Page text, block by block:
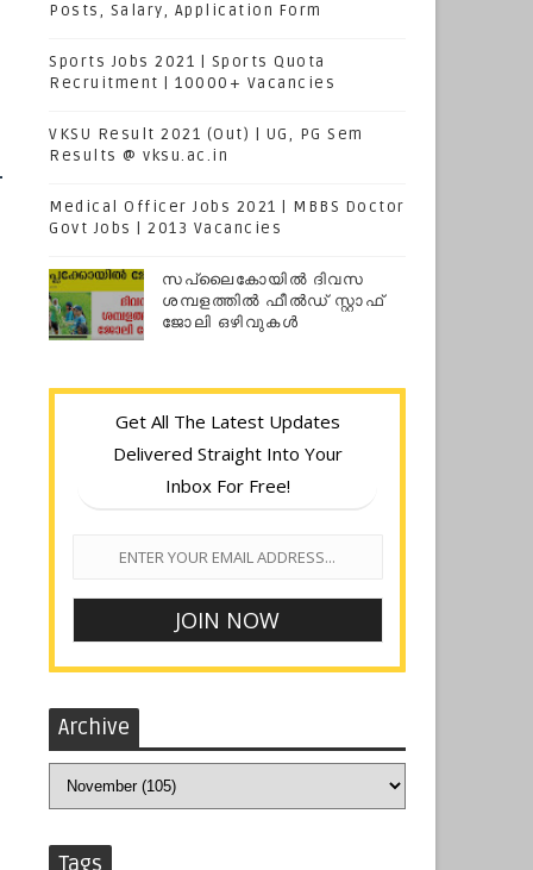
Posts, Salary, Application Form
Sports Jobs 2021 | Sports Quota
Recruitment | 10000+ Vacancies
VKSU Result 2021 (Out) | UG, PG Sem
Results @ vksu.ac.in
Medical Officer Jobs 2021 | MBBS Doctor
Govt Jobs | 2013 Vacancies
സപ്ലൈകോയില്‍ ദിവസ
ശമ്പളത്തിൽ ഫീല്‍ഡ് സ്റ്റാഫ്
ജോലി ഒഴിവുകൾ
Get All The Latest Updates
Delivered Straight Into Your
Inbox For Free!
Archive
Tags